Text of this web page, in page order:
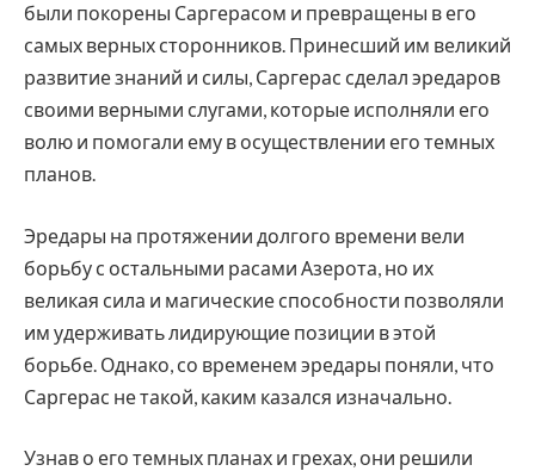
были покорены Саргерасом и превращены в его
самых верных сторонников. Принесший им великий
развитие знаний и силы, Саргерас сделал эредаров
своими верными слугами, которые исполняли его
волю и помогали ему в осуществлении его темных
планов.
Эредары на протяжении долгого времени вели
борьбу с остальными расами Азерота, но их
великая сила и магические способности позволяли
им удерживать лидирующие позиции в этой
борьбе. Однако, со временем эредары поняли, что
Саргерас не такой, каким казался изначально.
Узнав о его темных планах и грехах, они решили